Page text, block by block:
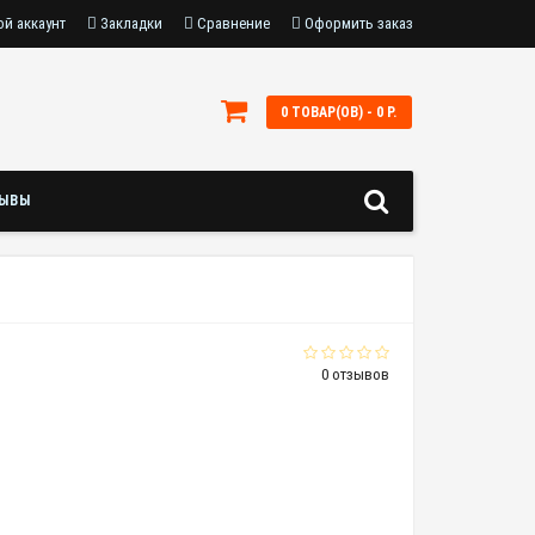
аккаунт Закладки Сравнение Оформить заказ
0 ТОВАР(ОВ) - 0 Р.
0 отзывов